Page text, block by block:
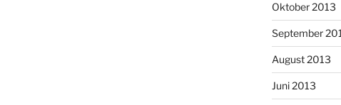
Oktober 2013
September
August 2013
Juni 2013